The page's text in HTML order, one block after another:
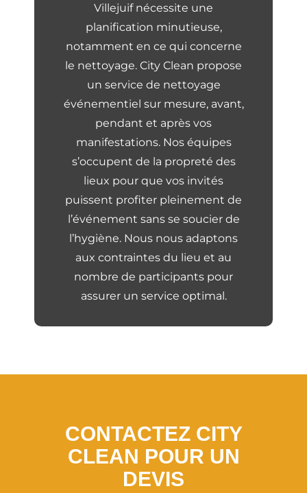
Villejuif nécessite une
planification minutieuse,
notamment en ce qui concerne
le nettoyage. City Clean propose
un service de nettoyage
événementiel sur mesure, avant,
pendant et après vos
manifestations. Nos équipes
s’occupent de la propreté des
lieux pour que vos invités
puissent profiter pleinement de
l’événement sans se soucier de
l’hygiène. Nous nous adaptons
aux contraintes du lieu et au
nombre de participants pour
assurer un service optimal.
CONTACTEZ CITY
CLEAN POUR UN
DEVIS